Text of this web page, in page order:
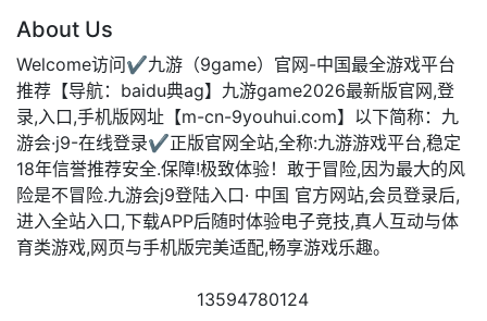
About Us
Welcome访问✔九游（9game）官网-中国最全游戏平台
推荐【导航：baidu典ag】九游game2026最新版官网,登
录,入口,手机版网址【m-cn-9youhui.com】以下简称：九
游会·j9-在线登录✔正版官网全站,全称:九游游戏平台,稳定
18年信誉推荐安全.保障!极致体验！敢于冒险,因为最大的风
险是不冒险.九游会j9登陆入口· 中国 官方网站,会员登录后,
进入全站入口,下载APP后随时体验电子竞技,真人互动与体
育类游戏,网页与手机版完美适配,畅享游戏乐趣。
13594780124